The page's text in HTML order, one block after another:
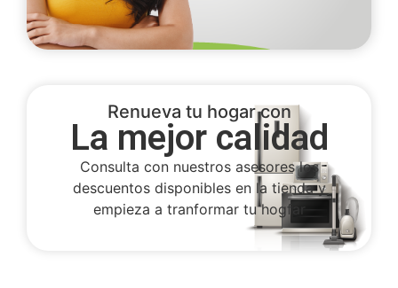
Renueva tu hogar con
La mejor calidad
Consulta con nuestros asesores los
descuentos disponibles en la tienda y
empieza a tranformar tu hogfar